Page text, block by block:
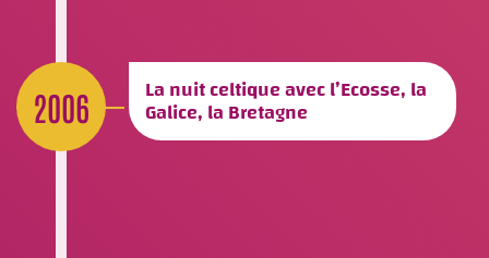
2006 La nuit celtique avec l’Ecosse, la
Galice, la Bretagne